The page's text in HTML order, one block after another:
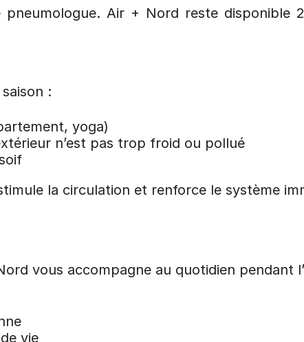
Air + Nord reste disponible
:
yoga)
n’est pas trop froid ou pollué
la circulation et renforce le système
vous accompagne au quotidien pendant
vie